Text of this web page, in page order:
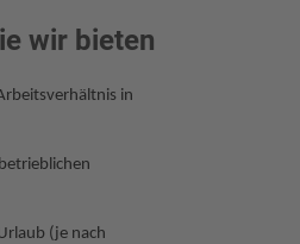
wir bieten
in
(je nach